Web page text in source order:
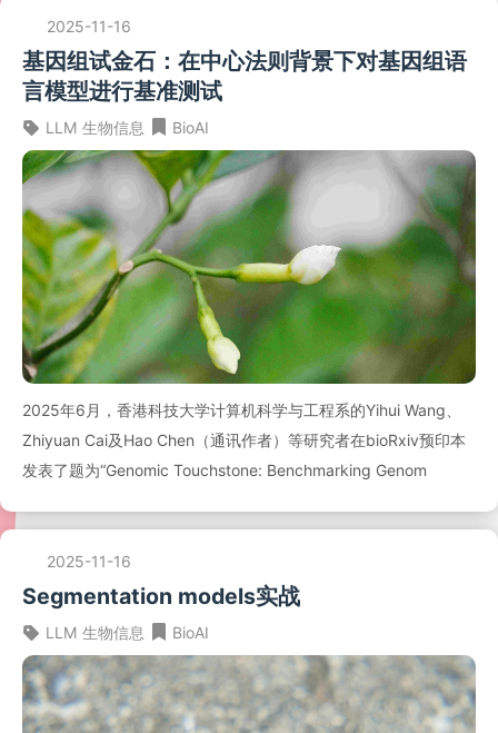
2025-11-16
基因组试金石：在中心法则背景下对基因组语
言模型进行基准测试
LLM 生物信息 BioAI
2025年6月，香港科技大学计算机科学与工程系的Yihui Wang、
Zhiyuan Cai及Hao Chen（通讯作者）等研究者在bioRxiv预印本
发表了题为“Genomic Touchstone: Benchmarking Genom
2025-11-16
Segmentation models实战
LLM 生物信息 BioAI